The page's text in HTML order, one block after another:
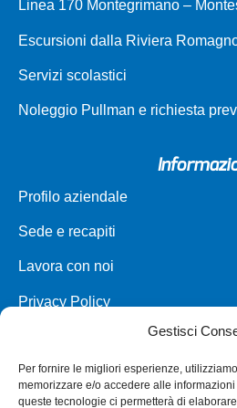
Gestisci
Per fornire le migliori esperienze,
memorizzare e/o accedere alle
queste tecnologie ci permetterà di
Linea 170 Montegrimano –
Escursioni dalla Riviera
Servizi scolastici
Noleggio Pullman e richiesta
Profilo aziendale
Sede e recapiti
Lavora con noi
Privacy Policy
Parco veicoli a noleggio